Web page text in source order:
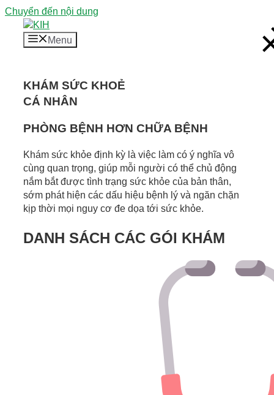
Chuyển đến nội dung
Menu
KHÁM SỨC KHOẺ
CÁ NHÂN
PHÒNG BỆNH HƠN CHỮA BỆNH
Khám sức khỏe định kỳ là việc làm có ý nghĩa vô
cùng quan trọng, giúp mỗi người có thể chủ động
nắm bắt được tình trạng sức khỏe của bản thân,
sớm phát hiện các dấu hiệu bệnh lý và ngăn chặn
kịp thời mọi nguy cơ đe dọa tới sức khỏe.
DANH SÁCH CÁC GÓI KHÁM